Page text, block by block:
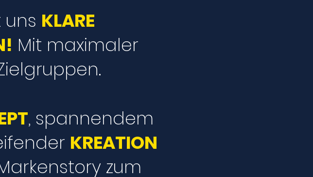
uns KLARE
Mit maximaler
, spannendem
KREATION
zum